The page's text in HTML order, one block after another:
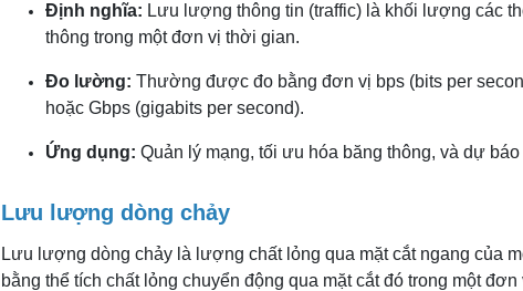
Định nghĩa: Lưu lượng thông tin (traffic) là khối lượng các
thông trong một đơn vị thời gian.
Đo lường: Thường được đo bằng đơn vị bps (bits per
hoặc Gbps (gigabits per second).
Ứng dụng: Quản lý mạng, tối ưu hóa băng thông, và dự
Lưu lượng dòng chảy
Lưu lượng dòng chảy là lượng chất lỏng qua mặt cắt ngang của
bằng thể tích chất lỏng chuyển động qua mặt cắt đó trong một